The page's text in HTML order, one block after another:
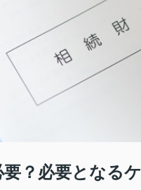
？必要となる